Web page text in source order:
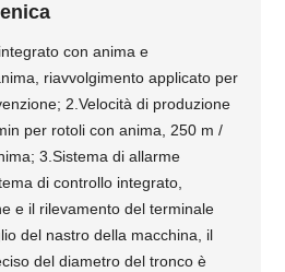
con anima e
riavvolgimento applicato per
2.Velocità di produzione
per rotoli con anima, 250 m /
3.Sistema di allarme
di controllo integrato,
e il rilevamento del terminale
del nastro della macchina, il
del diametro del tronco è